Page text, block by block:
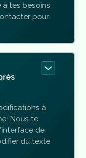
à tes besoins
pour
à
Nous te
de
du texte